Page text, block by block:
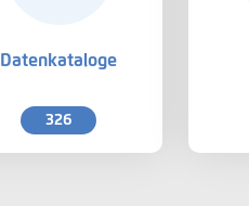
Datenkataloge
326